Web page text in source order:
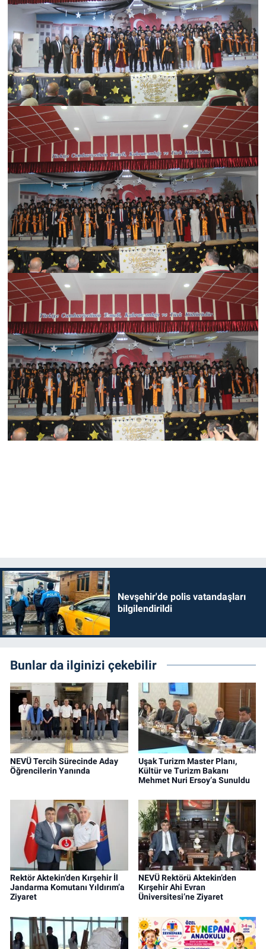
Nevşehir'de polis vatandaşları
bilgilendirildi
Bunlar da ilginizi çekebilir
NEVÜ Tercih Sürecinde Aday
Öğrencilerin Yanında
Uşak Turizm Master Planı,
Kültür ve Turizm Bakanı
Mehmet Nuri Ersoy’a Sunuldu
Rektör Aktekin’den Kırşehir İl
Jandarma Komutanı Yıldırım’a
Ziyaret
NEVÜ Rektörü Aktekin’den
Kırşehir Ahi Evran
Üniversitesi’ne Ziyaret